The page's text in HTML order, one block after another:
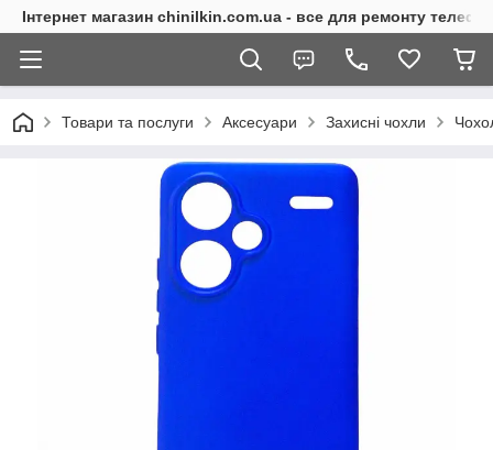
Інтернет магазин chinilkin.com.ua - все для ремонту
Товари та послуги Аксесуари Захисні чохли